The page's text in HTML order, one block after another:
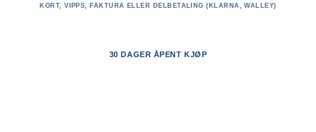
KORT, VIPPS, FAKTURA ELLER DELBETALING (KLARNA, WALLEY)
30 DAGER ÅPENT KJØP